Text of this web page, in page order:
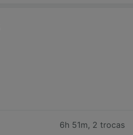
6h 51m, 2 trocas